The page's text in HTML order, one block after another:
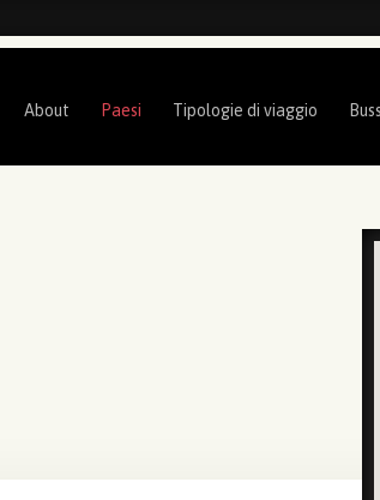
About Paesi Tipologie di viaggio